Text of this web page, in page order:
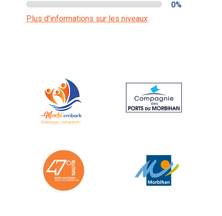
0%
Plus d'informations sur les niveaux